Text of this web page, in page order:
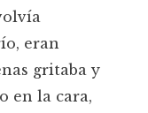
eran
gritaba y
en la cara,